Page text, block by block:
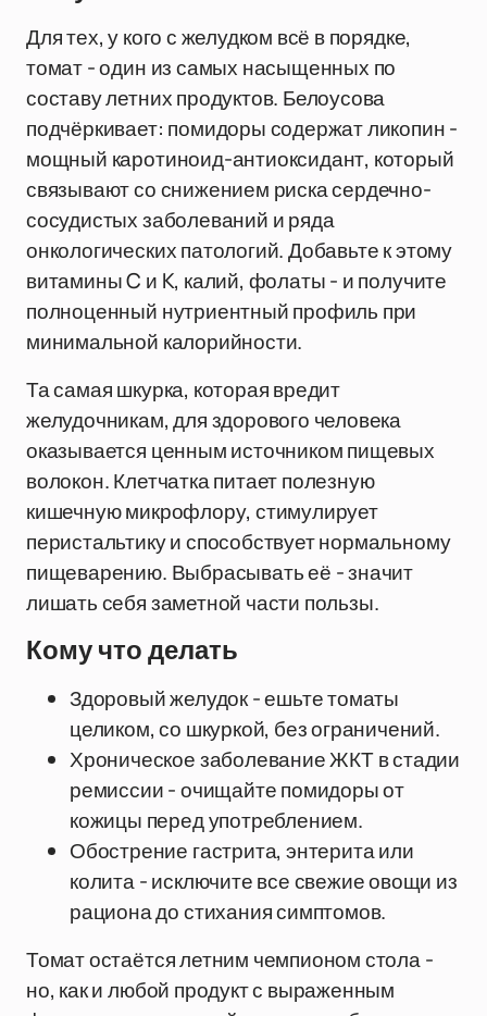
Для тех, у кого с желудком всё в порядке,
томат - один из самых насыщенных по
составу летних продуктов. Белоусова
подчёркивает: помидоры содержат ликопин -
мощный каротиноид-антиоксидант, который
связывают со снижением риска сердечно-
сосудистых заболеваний и ряда
онкологических патологий. Добавьте к этому
витамины C и K, калий, фолаты - и получите
полноценный нутриентный профиль при
минимальной калорийности.
Та самая шкурка, которая вредит
желудочникам, для здорового человека
оказывается ценным источником пищевых
волокон. Клетчатка питает полезную
кишечную микрофлору, стимулирует
перистальтику и способствует нормальному
пищеварению. Выбрасывать её - значит
лишать себя заметной части пользы.
Кому что делать
Здоровый желудок - ешьте томаты
целиком, со шкуркой, без ограничений.
Хроническое заболевание ЖКТ в стадии
ремиссии - очищайте помидоры от
кожицы перед употреблением.
Обострение гастрита, энтерита или
колита - исключите все свежие овощи из
рациона до стихания симптомов.
Томат остаётся летним чемпионом стола -
но, как и любой продукт с выраженным